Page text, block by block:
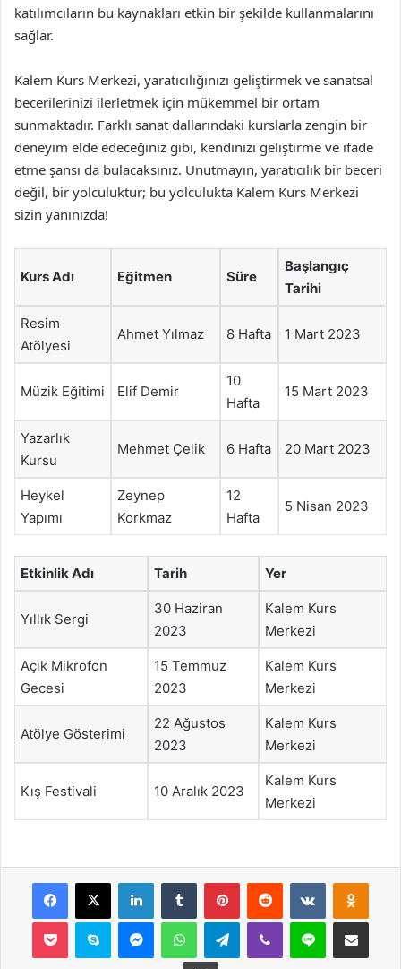
katılımcıların bu kaynakları etkin bir şekilde kullanmalarını
sağlar.
Kalem Kurs Merkezi, yaratıcılığınızı geliştirmek ve sanatsal
becerilerinizi ilerletmek için mükemmel bir ortam
sunmaktadır. Farklı sanat dallarındaki kurslarla zengin bir
deneyim elde edeceğiniz gibi, kendinizi geliştirme ve ifade
etme şansı da bulacaksınız. Unutmayın, yaratıcılık bir beceri
değil, bir yolculuktur; bu yolculukta Kalem Kurs Merkezi
sizin yanınızda!
Kurs Adı Eğitmen Süre
Başlangıç
Tarihi
Resim
Atölyesi
Ahmet Yılmaz 8 Hafta 1 Mart 2023
Müzik Eğitimi Elif Demir
10
Hafta
15 Mart 2023
Yazarlık
Kursu
Mehmet Çelik 6 Hafta 20 Mart 2023
Heykel
Yapımı
Zeynep
Korkmaz
12
Hafta
5 Nisan 2023
Etkinlik Adı Tarih Yer
Yıllık Sergi
30 Haziran
2023
Kalem Kurs
Merkezi
Açık Mikrofon
Gecesi
15 Temmuz
2023
Kalem Kurs
Merkezi
Atölye Gösterimi
22 Ağustos
2023
Kalem Kurs
Merkezi
Kış Festivali 10 Aralık 2023
Kalem Kurs
Merkezi
Facebook
X LinkedInTumblr PinterestReddit VKontakte
Pocket Skype MessengerWhatsAppTelegramViber Line E-Posta ile
Yazdır